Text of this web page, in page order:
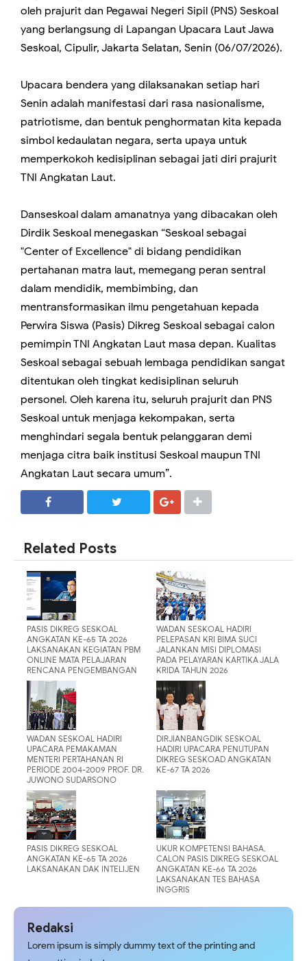
oleh prajurit dan Pegawai Negeri Sipil (PNS) Seskoal
yang berlangsung di Lapangan Upacara Laut Jawa
Seskoal, Cipulir, Jakarta Selatan, Senin (06/07/2026).
Upacara bendera yang dilaksanakan setiap hari
Senin adalah manifestasi dari rasa nasionalisme,
patriotisme, dan bentuk penghormatan kita kepada
simbol kedaulatan negara, serta upaya untuk
memperkokoh kedisiplinan sebagai jati diri prajurit
TNI Angkatan Laut.
Danseskoal dalam amanatnya yang dibacakan oleh
Dirdik Seskoal menegaskan “Seskoal sebagai
"Center of Excellence" di bidang pendidikan
pertahanan matra laut, memegang peran sentral
dalam mendidik, membimbing, dan
mentransformasikan ilmu pengetahuan kepada
Perwira Siswa (Pasis) Dikreg Seskoal sebagai calon
pemimpin TNI Angkatan Laut masa depan. Kualitas
Seskoal sebagai sebuah lembaga pendidikan sangat
ditentukan oleh tingkat kedisiplinan seluruh
personel. Oleh karena itu, seluruh prajurit dan PNS
Seskoal untuk menjaga kekompakan, serta
menghindari segala bentuk pelanggaran demi
menjaga citra baik institusi Seskoal maupun TNI
Angkatan Laut secara umum”.
Related Posts
PASIS DIKREG SESKOAL
ANGKATAN KE-65 TA 2026
LAKSANAKAN KEGIATAN PBM
ONLINE MATA PELAJARAN
RENCANA PENGEMBANGAN
KEKUATAN TNI AL
WADAN SESKOAL HADIRI
PELEPASAN KRI BIMA SUCI
JALANKAN MISI DIPLOMASI
PADA PELAYARAN KARTIKA JALA
KRIDA TAHUN 2026
WADAN SESKOAL HADIRI
UPACARA PEMAKAMAN
MENTERI PERTAHANAN RI
PERIODE 2004-2009 PROF. DR.
JUWONO SUDARSONO
DIRJIANBANGDIK SESKOAL
HADIRI UPACARA PENUTUPAN
DIKREG SESKOAD ANGKATAN
KE-67 TA 2026
PASIS DIKREG SESKOAL
ANGKATAN KE-65 TA 2026
LAKSANAKAN DAK INTELIJEN
UKUR KOMPETENSI BAHASA,
CALON PASIS DIKREG SESKOAL
ANGKATAN KE-66 TA 2026
LAKSANAKAN TES BAHASA
INGGRIS
Redaksi
Lorem ipsum is simply dummy text of the printing and